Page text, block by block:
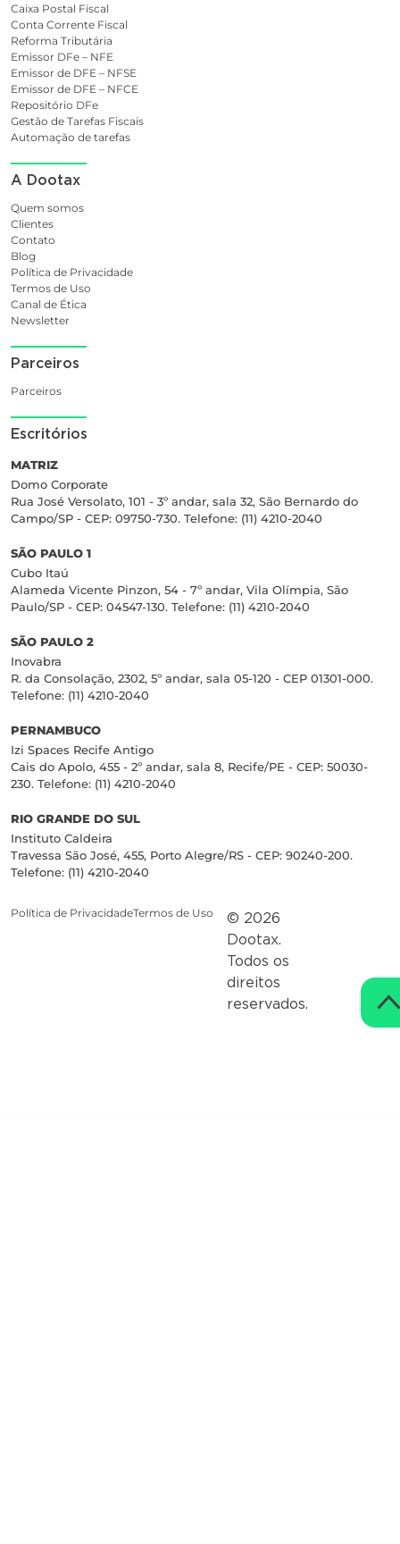
Caixa Postal Fiscal
Conta Corrente Fiscal
Reforma Tributária
Emissor DFe – NFE
Emissor de DFE – NFSE
Emissor de DFE – NFCE
Repositório DFe
Gestão de Tarefas Fiscais
Automação de tarefas
A Dootax
Quem somos
Clientes
Contato
Blog
Política de Privacidade
Termos de Uso
Canal de Ética
Newsletter
Parceiros
Parceiros
Escritórios
MATRIZ
Domo Corporate
Rua José Versolato, 101 - 3º andar, sala 32, São Bernardo do
Campo/SP - CEP: 09750-730. Telefone: (11) 4210-2040
SÃO PAULO 1
Cubo Itaú
Alameda Vicente Pinzon, 54 - 7º andar, Vila Olímpia, São
Paulo/SP - CEP: 04547-130. Telefone: (11) 4210-2040
SÃO PAULO 2
Inovabra
R. da Consolação, 2302, 5º andar, sala 05-120 - CEP 01301-000.
Telefone: (11) 4210-2040
PERNAMBUCO
Izi Spaces Recife Antigo
Cais do Apolo, 455 - 2º andar, sala 8, Recife/PE - CEP: 50030-
230. Telefone: (11) 4210-2040
RIO GRANDE DO SUL
Instituto Caldeira
Travessa São José, 455, Porto Alegre/RS - CEP: 90240-200.
Telefone: (11) 4210-2040
Política de PrivacidadeTermos de Uso
© 2026
Dootax.
Todos os
direitos
reservados.